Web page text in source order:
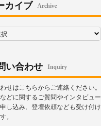
カイブ Archive
い合わせ Inquiry
せはこちらからご連絡ください。
どに関するご質問やインタビュー
し込み、登壇依頼なども受け付け
。